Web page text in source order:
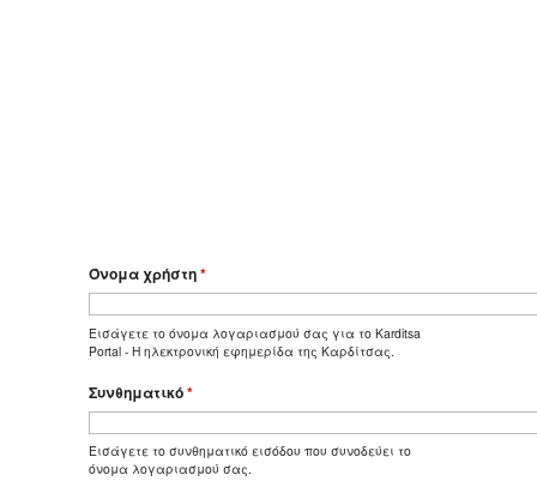
Όνομα χρήστη*
Εισάγετε το όνομα λογαριασμού σας για το Karditsa
Portal - Η ηλεκτρονική εφημερίδα της Καρδίτσας.
Συνθηματικό*
Εισάγετε το συνθηματικό εισόδου που συνοδεύει το
όνομα λογαριασμού σας.